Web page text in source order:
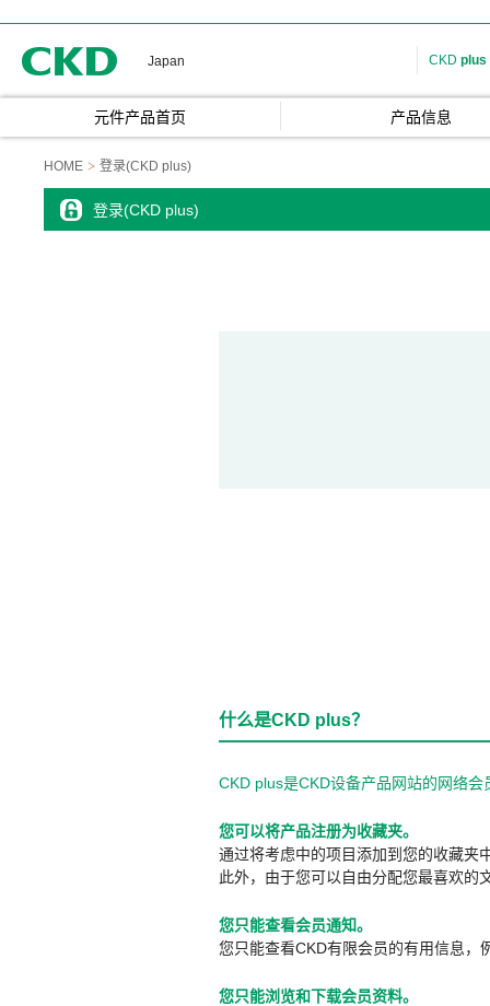
Japan CKD plus
元件产品首页 产品信息
HOME 登录(CKD plus)
登录(CKD plus)
什么是CKD plus？
CKD plus是CKD设备产品网站的网络
您可以将产品注册为收藏夹。
通过将考虑中的项目添加到您的收藏夹
此外，由于您可以自由分配您最喜欢的
您只能查看会员通知。
您只能查看CKD有限会员的有用信息，
您只能浏览和下载会员资料。